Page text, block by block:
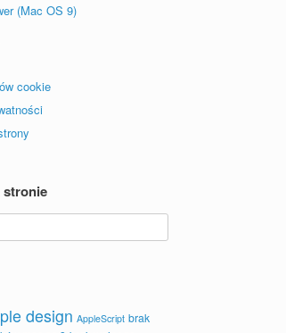
(Mac OS 9)
cookie
stronie
design AppleScript brak